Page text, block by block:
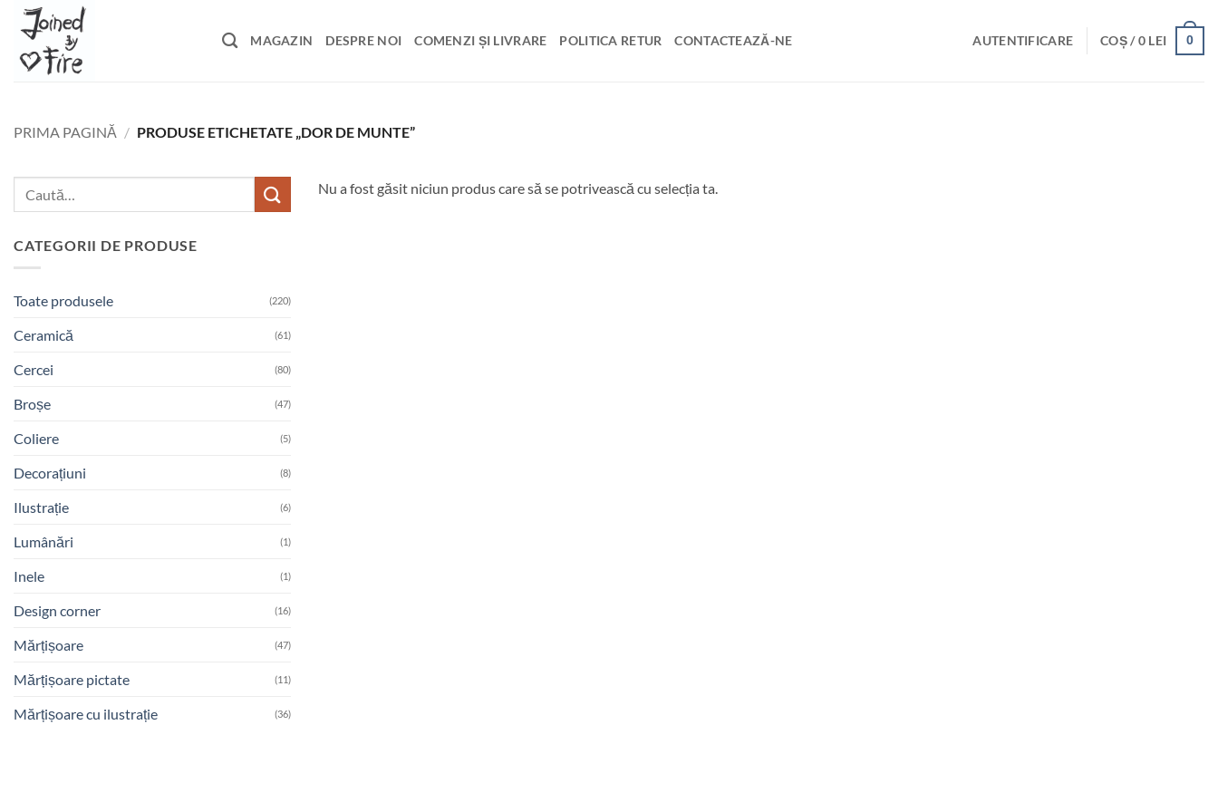
Skip
content
MAGAZIN DESPRE NOI COMENZI ȘI LIVRARE POLITICA RETUR CONTACTEAZĂ-NE AUTENTIFICARE COȘ /0 LEI 0
PRIMA PAGINĂ / PRODUSE ETICHETATE „DOR DE MUNTE”
CATEGORII DE PRODUSE
Toate produsele (220)
Ceramică (61)
Cercei (80)
Broșe (47)
Coliere (5)
Decorațiuni (8)
Ilustrație (6)
Lumânări (1)
Inele (1)
Design corner (16)
Mărțișoare (47)
Mărțișoare pictate (11)
Mărțișoare cu ilustrație (36)
Nu a fost găsit niciun produs care să se potrivească cu selecția ta.